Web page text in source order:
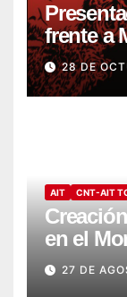
frente a
28 DE
AIT CNT-AIT
en el
27 DE